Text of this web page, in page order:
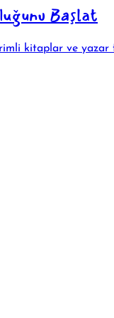
Başlat
kitaplar ve yazar